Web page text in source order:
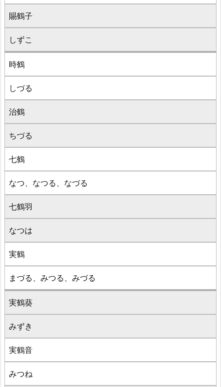
賜鶴子
しずこ
時鶴
しづる
治鶴
ちづる
七鶴
なつ、なつる、なづる
七鶴羽
なつは
実鶴
まづる、みつる、みづる
実鶴葵
みずき
実鶴音
みつね